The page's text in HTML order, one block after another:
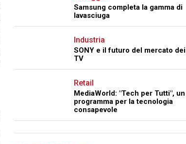
Samsung completa la gamma di
lavasciuga
Industria
SONY e il futuro del mercato dei
TV
Retail
MediaWorld: "Tech per Tutti", un
programma per la tecnologia
consapevole